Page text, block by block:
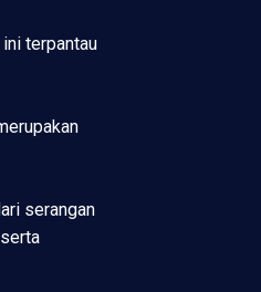
terpantau
serangan